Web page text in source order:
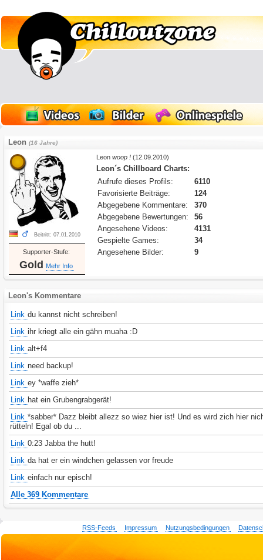
Leon(16 Jahre)
Beitritt: 07.01.2010
Supporter-Stufe:
Gold Mehr Info
Leonwoop ! (12.09.2010)
Leon´s Chillboard Charts:
Aufrufe dieses Profils:
6110
Favorisierte Beiträge:
124
Abgegebene Kommentare:
370
Abgegebene Bewertungen:
56
Angesehene Videos:
4131
Gespielte Games:
34
Angesehene Bilder:
9
Leon's Kommentare
Link du kannst nicht schreiben!
Link ihr kriegt alle ein gähn muaha :D
Link alt+f4
Link need backup!
Link ey *waffe zieh*
Link hat ein Grubengrabgerät!
Link *sabber* Dazz bleibt allezz so wiez hier ist! Und es wird zich hier
rütteln! Egal ob du ...
Link 0:23 Jabba the hutt!
Link da hat er ein windchen gelassen vor freude
Link einfach nur episch!
Alle 369 Kommentare
RSS-Feeds Impressum Nutzungsbedingungen